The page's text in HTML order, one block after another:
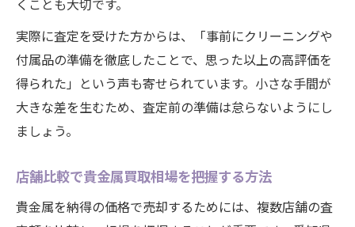
くことも大切です。
実際に査定を受けた方からは、「事前にクリーニングや
付属品の準備を徹底したことで、思った以上の高評価を
得られた」という声も寄せられています。小さな手間が
大きな差を生むため、査定前の準備は怠らないようにし
ましょう。
店舗比較で貴金属買取相場を把握する方法
貴金属を納得の価格で売却するためには、複数店舗の査